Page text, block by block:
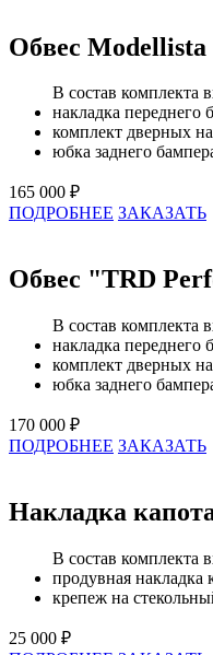
Обвес
В состав комплекта
накладка переднего
комплект дверных
юбка заднего
165 000 ₽
ПОДРОБНЕЕ ЗАКАЗАТЬ
Обвес "TRD
В состав комплекта
накладка переднего
комплект дверных
юбка заднего
170 000 ₽
ПОДРОБНЕЕ ЗАКАЗАТЬ
Накладка
В состав комплекта
продувная накладка
крепеж на
25 000 ₽